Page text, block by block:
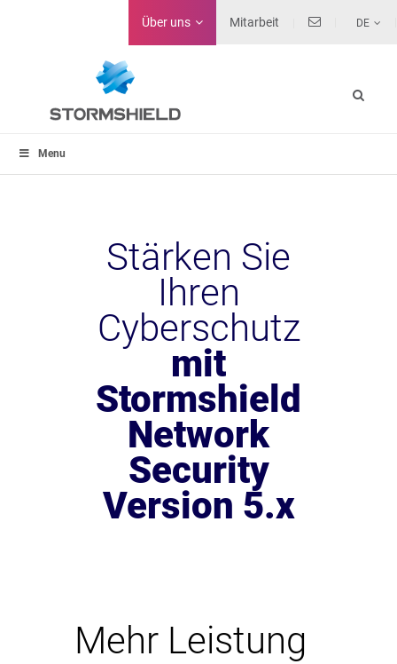
Über uns Mitarbeit DE
Menu
Stärken Sie
Ihren
Cyberschutz
mit
Stormshield
Network
Security
Version 5.x
Mehr Leistung